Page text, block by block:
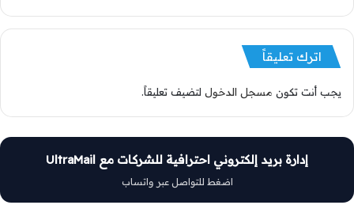
اترك تعليقاً
يجب أنت تكون مسجل الدخول لتضيف تعليقاً.
إدارة بريد إلكتروني احترافية للشركات مع UltraMail
اضغط للتواصل عبر واتساب